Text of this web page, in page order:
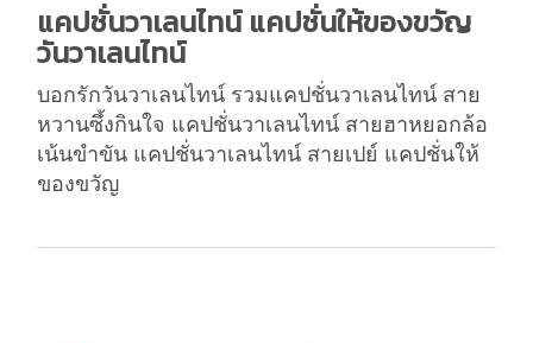
แคปชั่นวาเลนไทน์ แคปชั่นให้ของขวัญ
วันวาเลนไทน์
บอกรักวันวาเลนไทน์ รวมแคปชั่นวาเลนไทน์ สาย
หวานซึ้งกินใจ แคปชั่นวาเลนไทน์ สายฮาหยอกล้อ
เน้นขำขัน แคปชั่นวาเลนไทน์ สายเปย์ แคปชั่นให้
ของขวัญ